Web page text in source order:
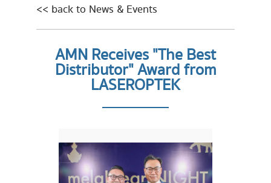
<< back to News & Events
AMN Receives "The Best
Distributor" Award from
LASEROPTEK